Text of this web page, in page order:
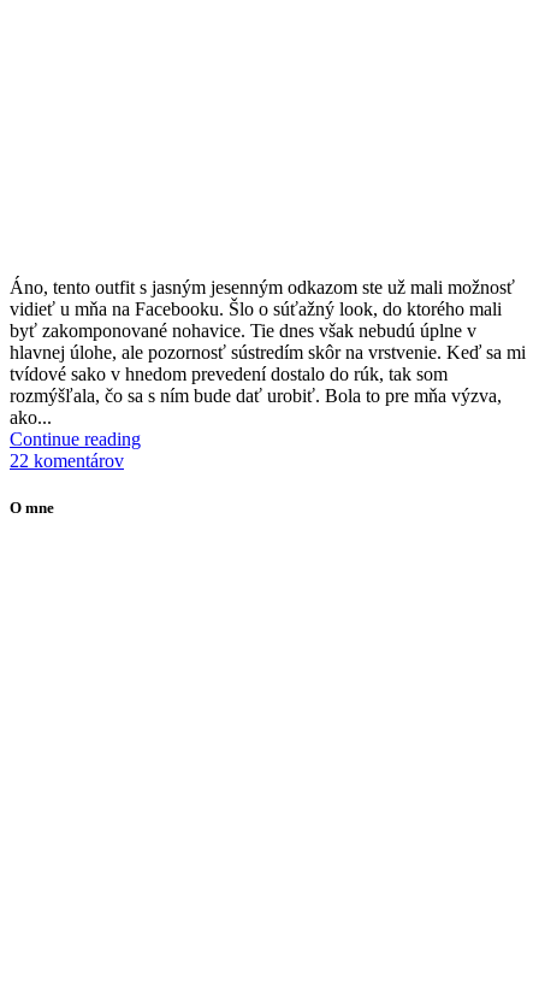
Áno, tento outfit s jasným jesenným odkazom ste už mali možnosť
vidieť u mňa na Facebooku. Šlo o súťažný look, do ktorého mali
byť zakomponované nohavice. Tie dnes však nebudú úplne v
hlavnej úlohe, ale pozornosť sústredím skôr na vrstvenie. Keď sa mi
tvídové sako v hnedom prevedení dostalo do rúk, tak som
rozmýšľala, čo sa s ním bude dať urobiť. Bola to pre mňa výzva,
ako...
Continue reading
22 komentárov
O mne